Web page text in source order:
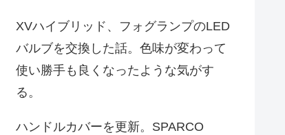
XVハイブリッド、フォグランプのLED
バルブを交換した話。色味が変わって
使い勝手も良くなったような気がす
る。
ハンドルカバーを更新。SPARCO